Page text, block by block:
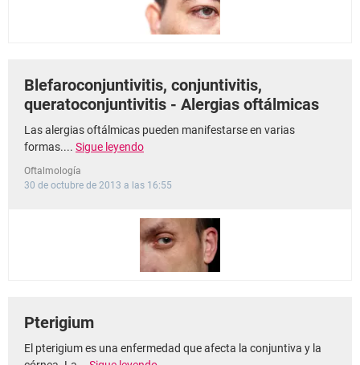
Blefaroconjuntivitis, conjuntivitis,
queratoconjuntivitis - Alergias oftálmicas
Las alergias oftálmicas pueden manifestarse en varias
formas.... Sigue leyendo
Oftalmología
30 de octubre de 2013 a las 16:55
Pterigium
El pterigium es una enfermedad que afecta la conjuntiva y la